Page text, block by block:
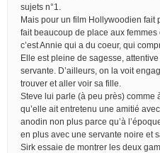
sujets n°1.
Mais pour un film Hollywoodien fait
fait beaucoup de place aux
c’est Annie qui a du coeur, qui
Elle est pleine de sagesse,
servante. D’ailleurs, on la voit
trouver et aller voir sa fille.
Steve lui parle (à peu près) comme
qu’elle ait entretenu une amitié
anodin non plus parce qu’à
en plus avec une servante noire et
Sirk essaie de montrer les deux